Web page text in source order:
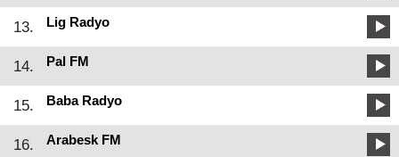
13. Lig Radyo
14. Pal FM
15. Baba Radyo
16. Arabesk FM